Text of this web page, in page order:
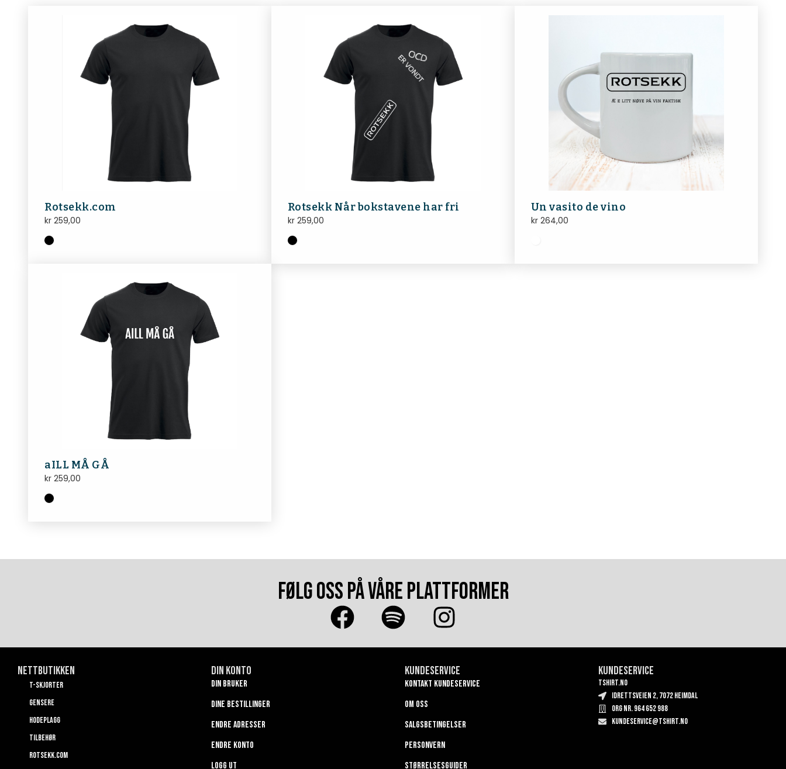
Rotsekk.com
kr 259,00
Rotsekk Når bokstavene har fri
kr259,00
Un vasito de vino
kr264,00
aILL MÅ GÅ
kr 259,00
FØLG OSS PÅ VÅRE PLATTFORMER
Nettbutikken
T-skjorter
Gensere
Hodeplagg
Tilbehør
Rotsekk.com
Din konto
Din bruker
Dine bestillinger
Endre adresser
Endre konto
Logg ut
Kundeservice
Kontakt kundeservice
Om oss
Salgsbetingelser
Personvern
Størrelsesguider
Kundeservice
TSHIRT.NO
Idrettsveien 2, 7072 Heimdal
Org nr. 964 652 988
kundeservice@tshirt.no